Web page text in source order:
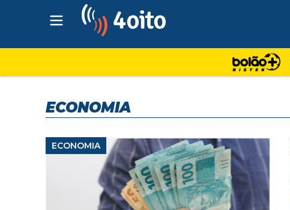
Abrir menu principal
ECONOMIA
ECONOMIA